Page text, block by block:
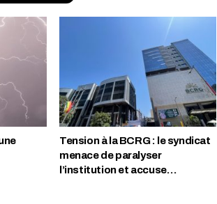
Tension à la BCRG : le syndicat
menace de paralyser
l’institution et accuse…